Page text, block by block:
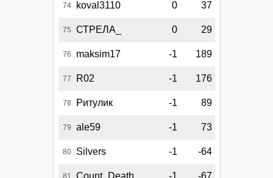
74 koval3110 0 37
75 СТРЕЛА_ 0 29
76 maksim17 -1 189
77 R02 -1 176
78 Ритулик -1 89
79 ale59 -1 73
80 Silvers -1 -64
81